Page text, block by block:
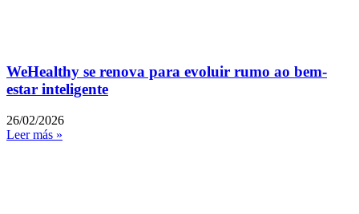
WeHealthy se renova para evoluir rumo ao bem-
estar inteligente
26/02/2026
Leer más »